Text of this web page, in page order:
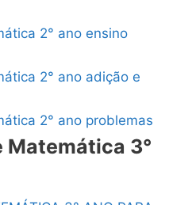
2° ano ensino
2° ano adição e
2° ano problemas
3°